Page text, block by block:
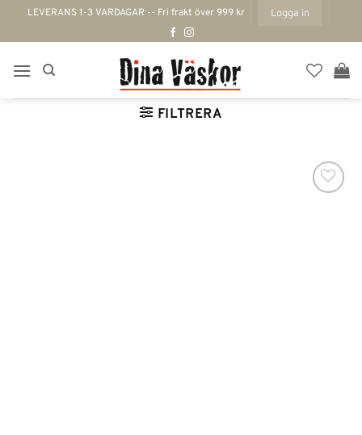
LEVERANS 1-3 VARDAGAR -- Fri frakt över 999 kr Logga in
FILTRERA